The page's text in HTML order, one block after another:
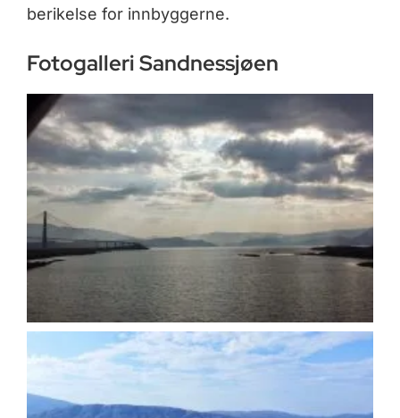
berikelse for innbyggerne.
Fotogalleri Sandnessjøen